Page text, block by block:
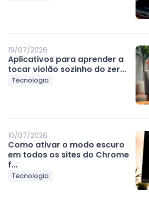
19/07/2026
Aplicativos para aprender a
tocar violão sozinho do zer...
Tecnologia
10/07/2026
Como ativar o modo escuro
em todos os sites do Chrome
f...
Tecnologia